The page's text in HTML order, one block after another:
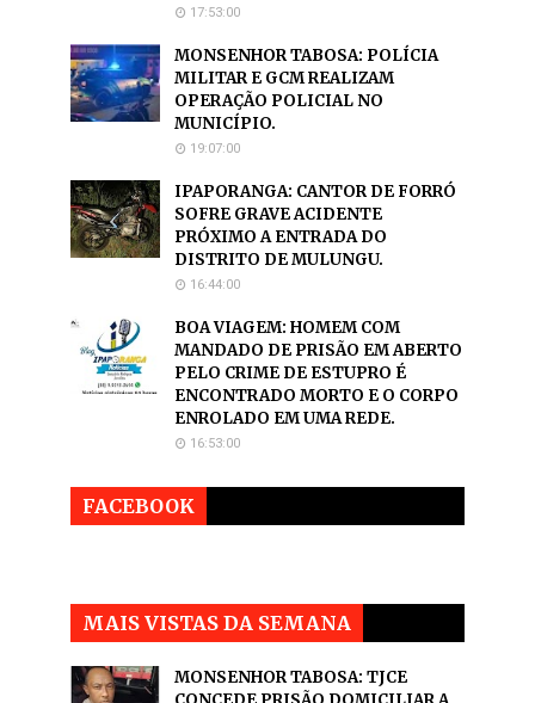
17:53:00
MONSENHOR TABOSA: POLÍCIA
MILITAR E GCM REALIZAM
OPERAÇÃO POLICIAL NO
MUNICÍPIO.
19:07:00
IPAPORANGA: CANTOR DE FORRÓ
SOFRE GRAVE ACIDENTE
PRÓXIMO A ENTRADA DO
DISTRITO DE MULUNGU.
16:44:00
BOA VIAGEM: HOMEM COM
MANDADO DE PRISÃO EM ABERTO
PELO CRIME DE ESTUPRO É
ENCONTRADO MORTO E O CORPO
ENROLADO EM UMA REDE.
16:53:00
FACEBOOK
MAIS VISTAS DA SEMANA
MONSENHOR TABOSA: TJCE